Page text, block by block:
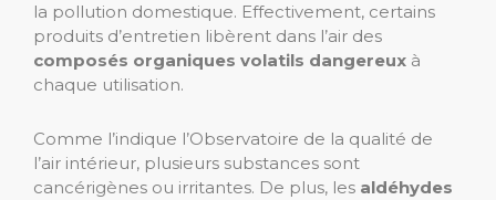
la pollution domestique. Effectivement, certains
produits d’entretien libèrent dans l’air des
composés organiques volatils dangereux à
chaque utilisation.
Comme l’indique l’Observatoire de la qualité de
l’air intérieur, plusieurs substances sont
cancérigènes ou irritantes. De plus, les aldéhydes